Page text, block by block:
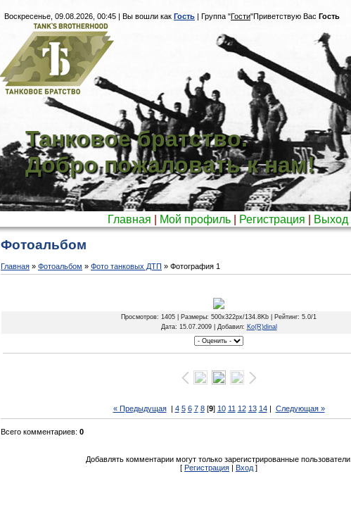
Воскресенье, 09.08.2026, 00:45 | Вы вошли как Гость | Группа "Гости"Приветствую Вас Гость
Танковое братство.
Добро пожаловать к нам!
Главная Мой профиль Регистрация Выход
Фотоальбом
Главная » Фотоальбом » Фото танковых ДТП » Фотография 1
Просмотров: 1405 | Размеры: 500x322px/134.8Kb | Рейтинг: 5.0/1
Дата: 15.07.2009 | Добавил: Ko(R)dinal
« Предыдущая| 4 5 6 7 8[9] 10 11 12 13 14| Следующая »
Всего комментариев: 0
Добавлять комментарии могут только зарегистрированные пользователи.
[ Регистрация | Вход ]